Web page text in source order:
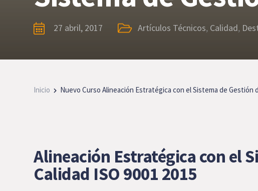
27 abril, 2017 Artículos Técnicos, Calidad,
Inicio Nuevo Curso Alineación Estratégica con el Sistema de Gestión
Alineación Estratégica con el
Calidad ISO 9001 2015